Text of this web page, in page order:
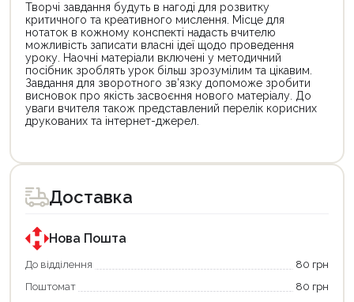
Творчі завдання будуть в нагоді для розвитку
критичного та креативного мислення. Місце для
нотаток в кожному конспекті надасть вчителю
можливість записати власні ідеї щодо проведення
уроку. Наочні матеріали включені у методичний
посібник зроблять урок більш зрозумілим та цікавим.
Завдання для зворотного зв’язку допоможе зробити
висновок про якість засвоєння нового матеріалу. До
уваги вчителя також представлений перелік корисних
друкованих та інтернет-джерел.
товар
для
покупки
державною
програмою
єКнига.
Використовуйте
карту
товар
для
покупки
державною
програмою
«Національний
кешбек».
покупку
Доставка
Нова Пошта
До відділення
80 грн
Поштомат
80 грн